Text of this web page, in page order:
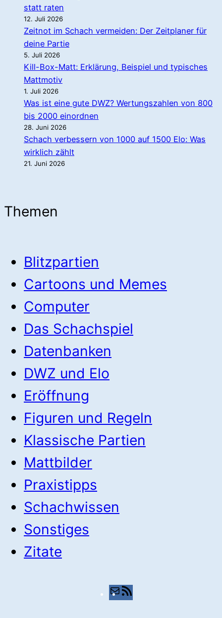
statt raten
12. Juli 2026
Zeitnot im Schach vermeiden: Der Zeitplaner für
deine Partie
5. Juli 2026
Kill-Box-Matt: Erklärung, Beispiel und typisches
Mattmotiv
1. Juli 2026
Was ist eine gute DWZ? Wertungszahlen von 800
bis 2000 einordnen
28. Juni 2026
Schach verbessern von 1000 auf 1500 Elo: Was
wirklich zählt
21. Juni 2026
Themen
Blitzpartien
Cartoons und Memes
Computer
Das Schachspiel
Datenbanken
DWZ und Elo
Eröffnung
Figuren und Regeln
Klassische Partien
Mattbilder
Praxistipps
Schachwissen
Sonstiges
Zitate
E-